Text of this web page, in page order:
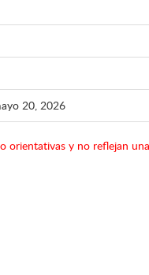
20, 2026
orientativas y no reflejan una